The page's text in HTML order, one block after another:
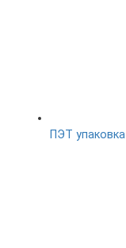
ПЭТ упаковка